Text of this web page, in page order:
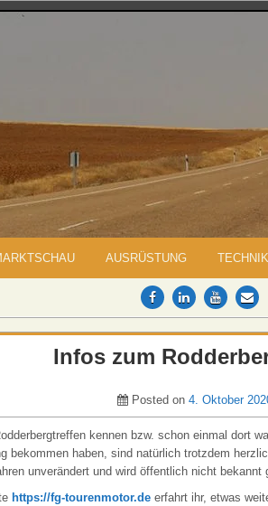
AUSRÜSTUNG
Infos zum
Posted on 4. Oktober
kennen bzw. schon einmal dort
bekommen haben, sind natürlich trotzdem
unverändert und wird öffentlich nicht bekannt
https://fg-tourenmotor.de erfahrt ihr, etwas